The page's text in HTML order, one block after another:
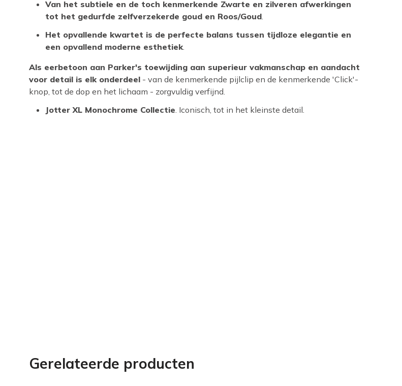
Van het subtiele en de toch kenmerkende Zwarte en zilveren afwerkingen
tot het gedurfde zelfverzekerde goud en Roos/Goud.
Het opvallende kwartet is de perfecte balans tussen tijdloze elegantie en
een opvallend moderne esthetiek.
Als eerbetoon aan Parker's toewijding aan superieur vakmanschap en aandacht
voor detail is elk onderdeel - van de kenmerkende pijlclip en de kenmerkende 'Click'-
knop, tot de dop en het lichaam - zorgvuldig verfijnd.
Jotter XL Monochrome Collectie. Iconisch, tot in het kleinste detail.
Gerelateerde producten